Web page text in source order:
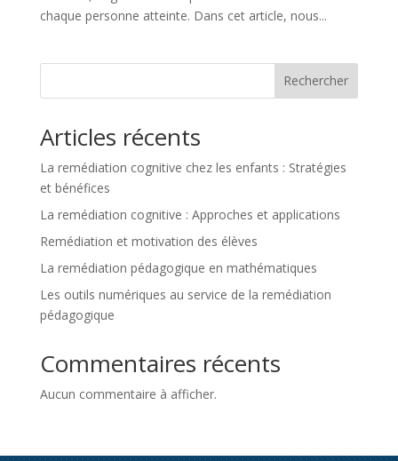
chaque personne atteinte. Dans cet article, nous...
Rechercher
Articles récents
La remédiation cognitive chez les enfants : Stratégies
et bénéfices
La remédiation cognitive : Approches et applications
Remédiation et motivation des élèves
La remédiation pédagogique en mathématiques
Les outils numériques au service de la remédiation
pédagogique
Commentaires récents
Aucun commentaire à afficher.